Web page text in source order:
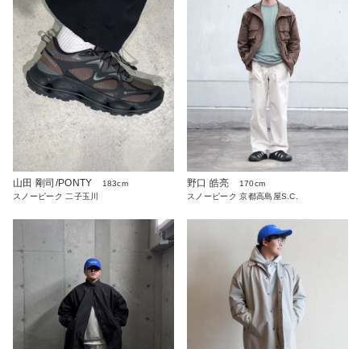
山田 剛司/PONTY
183cm
スノーピーク 二子玉川
野口 皓亮
170cm
スノーピーク 京都高島屋S.C.